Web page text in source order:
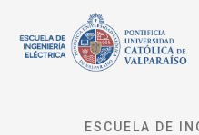
ESCUELA DE